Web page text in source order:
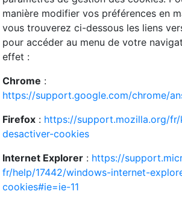
manière modifier vos préférences en
vous trouverez ci-dessous les liens
pour accéder au menu de votre
effet :
Chrome :
https://support.google.com/chrome/
Firefox : https://support.mozilla.org/
desactiver-cookies
Internet Explorer : https://
fr/help/17442/windows-internet-
cookies#ie=ie-11